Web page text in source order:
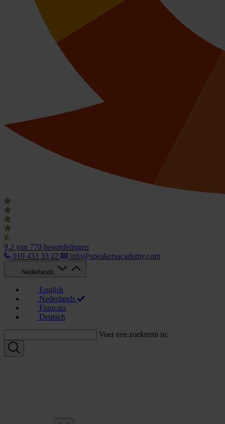
9.2 van 770 beoordelingen
010 433 33 22
info@speakersacademy.com
Nederlands
English
Nederlands
Français
Deutsch
Voer een zoekterm in: